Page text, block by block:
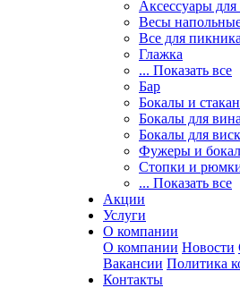
Аксессуары
Весы
Все для
Глажка
... Показать все
Бар
Бокалы и
Бокалы для вина
Бокалы для
Фужеры и
Стопки и
... Показать все
Акции
Услуги
О компании
О компании Новости
Вакансии Политика
Контакты